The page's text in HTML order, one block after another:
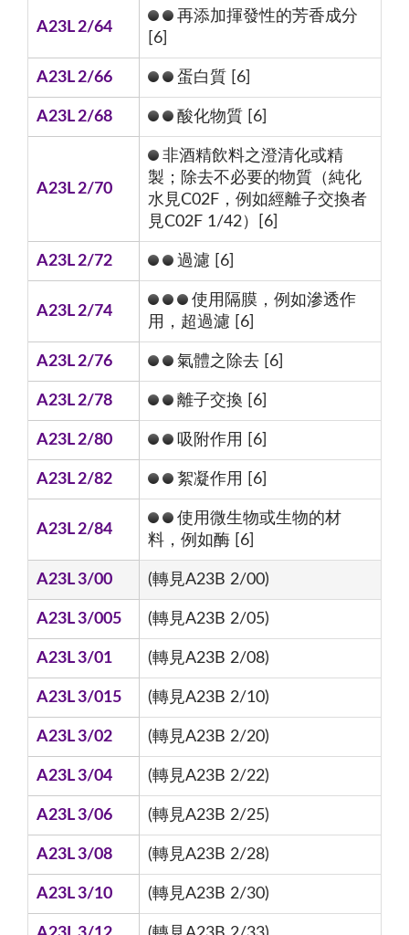
A23L 2/64
再添加揮發性的芳香成分
[6]
A23L 2/66 蛋白質 [6]
A23L 2/68 酸化物質 [6]
A23L 2/70
非酒精飲料之澄清化或精
製；除去不必要的物質（純化
水見C02F，例如經離子交換者
見C02F 1/42）[6]
A23L 2/72 過濾 [6]
A23L 2/74
使用隔膜，例如滲透作
用，超過濾 [6]
A23L 2/76 氣體之除去 [6]
A23L 2/78 離子交換 [6]
A23L 2/80 吸附作用 [6]
A23L 2/82 絮凝作用 [6]
A23L 2/84
使用微生物或生物的材
料，例如酶 [6]
A23L 3/00 (轉見A23B 2/00)
A23L 3/005 (轉見A23B 2/05)
A23L 3/01 (轉見A23B 2/08)
A23L 3/015 (轉見A23B 2/10)
A23L 3/02 (轉見A23B 2/20)
A23L 3/04 (轉見A23B 2/22)
A23L 3/06 (轉見A23B 2/25)
A23L 3/08 (轉見A23B 2/28)
A23L 3/10 (轉見A23B 2/30)